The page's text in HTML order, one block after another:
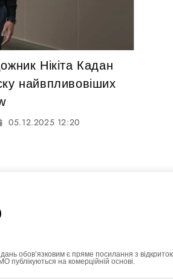
Нікіта Кадан
найвпливовіших
05.12.2025 12:20
обовʼязковим є пряме посилання з
публікуються на комерційній основі.